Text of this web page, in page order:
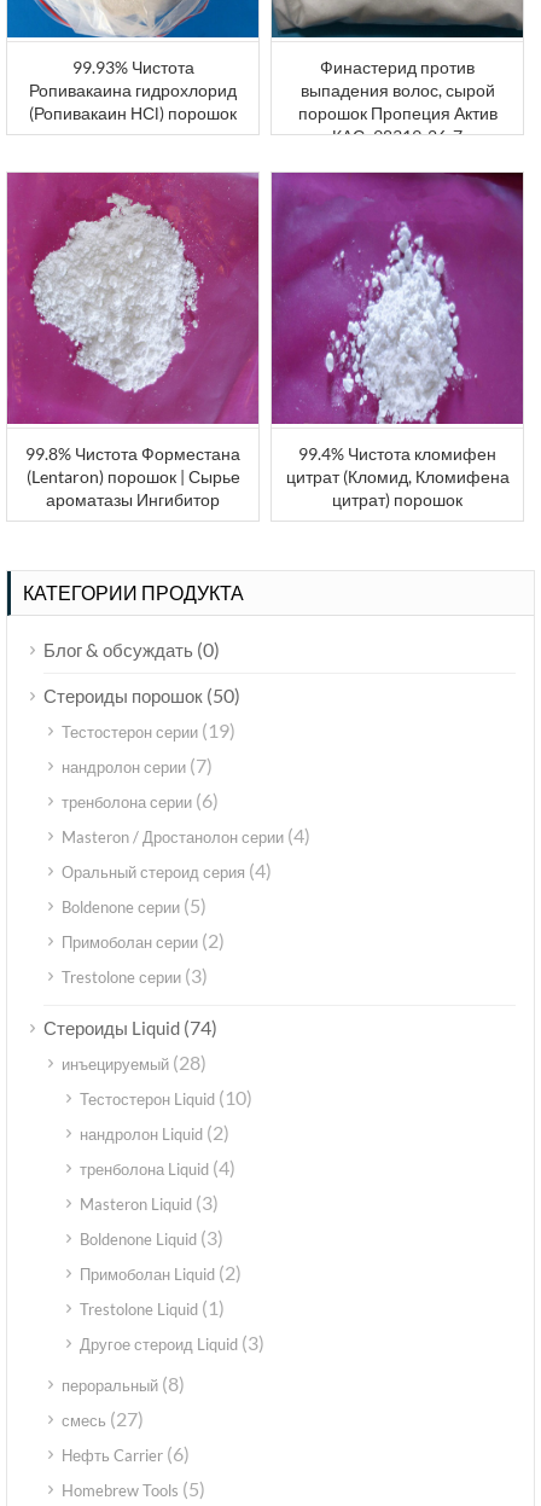
99.93% Чистота
Ропивакаина гидрохлорид
(Ропивакаин НСl) порошок
Финастерид против
выпадения волос, сырой
порошок Пропеция Актив
КАС: 98319-26-7
99.8% Чистота Форместана
(Lentaron) порошок | Сырье
ароматазы Ингибитор
99.4% Чистота кломифен
цитрат (Кломид, Кломифена
цитрат) порошок
КАТЕГОРИИ ПРОДУКТА
Блог & обсуждать (0)
Стероиды порошок (50)
Тестостерон серии (19)
нандролон серии (7)
тренболона серии (6)
Masteron / Дростанолон серии (4)
Оральный стероид серия (4)
Boldenone серии (5)
Примоболан серии (2)
Trestolone серии (3)
Стероиды Liquid (74)
инъецируемый (28)
Тестостерон Liquid (10)
нандролон Liquid (2)
тренболона Liquid (4)
Masteron Liquid (3)
Boldenone Liquid (3)
Примоболан Liquid (2)
Trestolone Liquid (1)
Другое стероид Liquid (3)
пероральный (8)
смесь (27)
Нефть Carrier (6)
Homebrew Tools (5)